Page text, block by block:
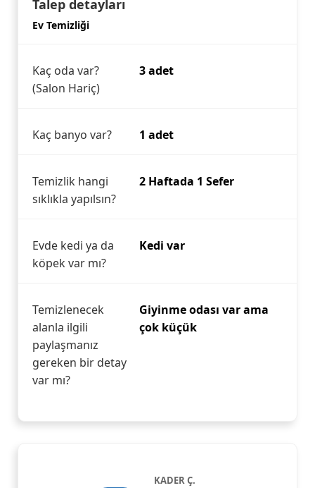
Talep detayları
Ev Temizliği
Kaç oda var?
(Salon Hariç)
3 adet
Kaç banyo var? 1 adet
Temizlik hangi
sıklıkla yapılsın?
2 Haftada 1 Sefer
Evde kedi ya da
köpek var mı?
Kedi var
Temizlenecek
alanla ilgili
paylaşmanız
gereken bir detay
var mı?
Giyinme odası var ama
çok küçük
KADER Ç.